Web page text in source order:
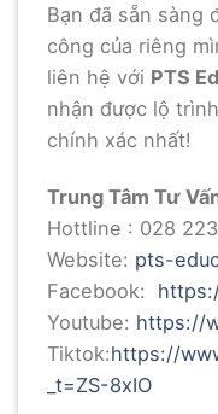
Bạn đã sẵn sàng
công của riêng
liên hệ với PTS
nhận được lộ
chính xác nhất!
Trung Tâm Tư
Hottline : 028
Website: pts-
Facebook:
Youtube: https://
Tiktok:https://
_t=ZS-8xIO